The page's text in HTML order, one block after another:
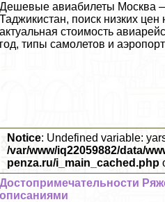
Дешевые авиабилеты Москва
Таджикистан, поиск низких цен
актуальная стоимость
год, типы самолетов и
Notice: Undefined variable:
/var/www/iq22059882/data/
penza.ru/i_main_cached.php
Достопримечательности
описаниями